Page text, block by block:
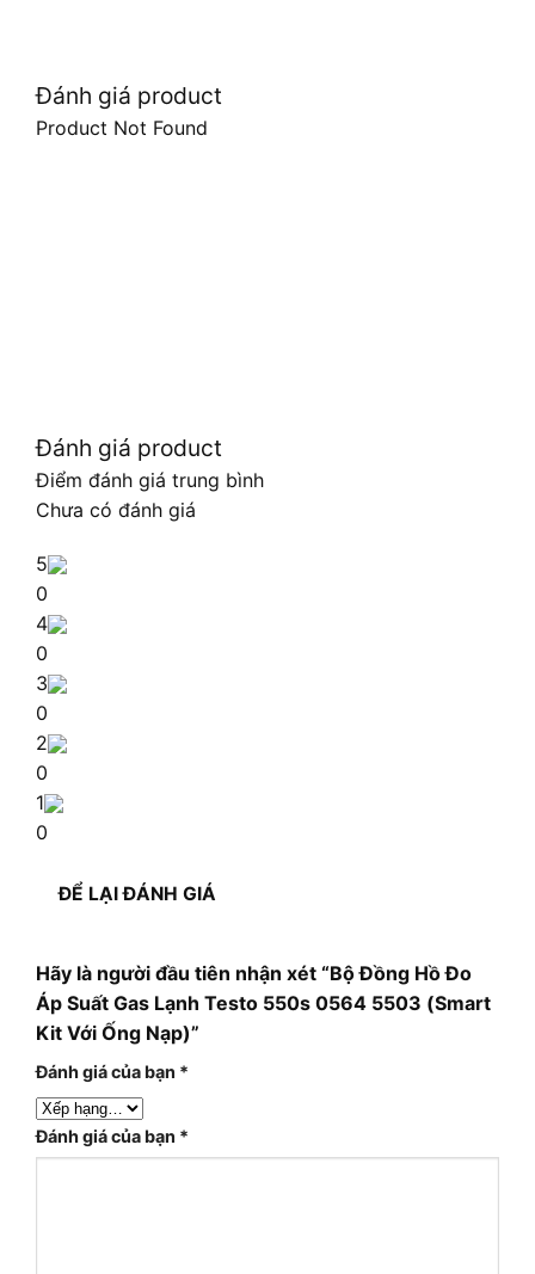
Đánh giá product
Product Not Found
Đánh giá product
Điểm đánh giá trung bình
Chưa có đánh giá
5
0
4
0
3
0
2
0
1
0
ĐỂ LẠI ĐÁNH GIÁ
Hãy là người đầu tiên nhận xét “Bộ Đồng Hồ Đo
Áp Suất Gas Lạnh Testo 550s 0564 5503 (Smart
Kit Với Ống Nạp)”
Đánh giá của bạn *
Đánh giá của bạn *